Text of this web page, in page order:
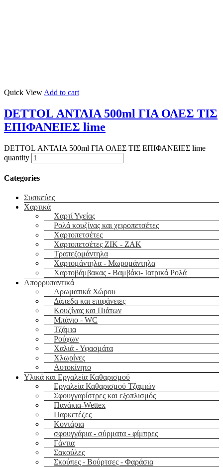
Quick View Add to cart
DETTOL ΑΝΤΛΙΑ 500ml ΓΙΑ ΟΛΕΣ ΤΙΣ
ΕΠΙΦΑΝΕΙΕΣ lime
DETTOL ΑΝΤΛΙΑ 500ml ΓΙΑ ΟΛΕΣ ΤΙΣ ΕΠΙΦΑΝΕΙΕΣ lime
quantity
Categories
Συσκεύες
Χαρτικά
Χαρτί Υγείας
Ρολά κουζίνας και χειροπετσέτες
Χαρτοπετσέτες
Χαρτοπετσέτες ΖΙΚ - ΖΑΚ
Τραπεζομάντηλα
Χαρτομάντηλα - Μωρομάντηλα
Χαρτοβάμβακας - Βαμβάκι- Ιατρικά Ρολά
Απορρυπαντικά
Αρωματικά Χώρου
Δάπεδα και επιφάνειες
Κουζίνας και Πιάτων
Μπάνιο - WC
Τζάμια
Ρούχων
Χαλιά - Υφασμάτα
Χλωρίνες
Αυτοκίνητο
Υλικά και Εργαλεία Καθαρισμού
Εργαλεία Καθαρισμού Τζαμιών
Σφουγγαρίστρες και εξοπλισμός
Πανάκια-Wettex
Παρκετέζες
Κοντάρια
σφουγγάρια - σύρματα - φίμπρες
Γάντια
Σακούλες
Σκούπες - Βούρτσες - Φαράσια